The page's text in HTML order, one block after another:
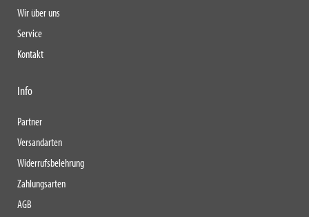
Wir über uns
Service
Kontakt
Info
Partner
Versandarten
Widerrufsbelehrung
Zahlungsarten
AGB